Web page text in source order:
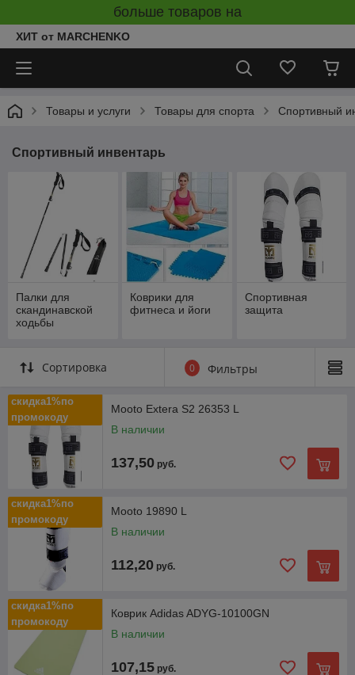
больше товаров на
ХИТ от MARCHENKO
Товары и услуги Товары для спорта Спортивный
Спортивный инвентарь
Палки для
скандинавской
ходьбы
Коврики для
фитнеса и йоги
Спортивная
защита
Сортировка 0 Фильтры
скидка1%по
промокоду
Mooto Extera S2 26353 L
В наличии
137,50 руб.
скидка1%по
промокоду
Mooto 19890 L
В наличии
112,20 руб.
скидка1%по
промокоду
Коврик Adidas ADYG-10100GN
В наличии
107,15 руб.